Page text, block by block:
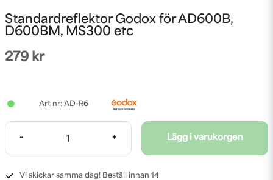
Standardreflektor Godox för AD600B,
D600BM, MS300 etc
279 kr
AD-R6
- + Lägg i varukorgen
Vi skickar samma dag! Beställ innan 14